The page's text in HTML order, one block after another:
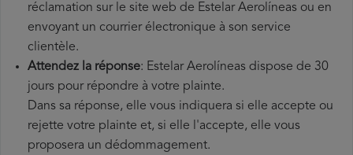
réclamation sur le site web de Estelar Aerolíneas ou en
envoyant un courrier électronique à son service
clientèle.
Attendez la réponse: Estelar Aerolíneas dispose de 30
jours pour répondre à votre plainte.
Dans sa réponse, elle vous indiquera si elle accepte ou
rejette votre plainte et, si elle l'accepte, elle vous
proposera un dédommagement.